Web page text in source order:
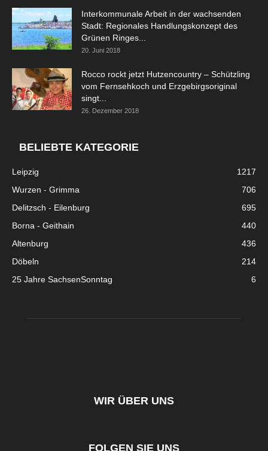
Interkommunale Arbeit in der wachsenden
Stadt: Regionales Handlungskonzept des
Grünen Ringes...
20. Juni 2018
Rocco rockt jetzt Hutzencountry – Schützling
vom Fernsehkoch und Erzgebirgsoriginal
singt...
26. Dezember 2018
BELIEBTE KATEGORIE
Leipzig
1217
Wurzen - Grimma
706
Delitzsch - Eilenburg
695
Borna - Geithain
440
Altenburg
436
Döbeln
214
25 Jahre SachsenSonntag
6
WIR ÜBER UNS
FOLGEN SIE UNS